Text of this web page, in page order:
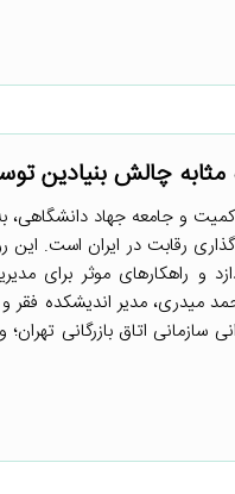
چالش بنیادین
و جامعه جهاد
رقابت در ایران است. این
و راهکارهای موثر برای
مدیر اندیشکده فقر و
اتاق بازرگانی